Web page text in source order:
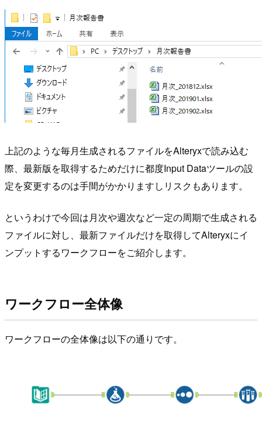
上記のような毎月生成されるファイルをAlteryxで読み込む
際、最新版を取得するためだけに都度Input Dataツールの設
定を変更するのは手間がかかりますしリスクもあります。
というわけで今回は月次や週次など一定の周期で生成される
ファイルに対し、最新ファイルだけを取得してAlteryxにイ
ンプットするワークフローをご紹介します。
ワークフロー全体像
ワークフローの全体像は以下の通りです。